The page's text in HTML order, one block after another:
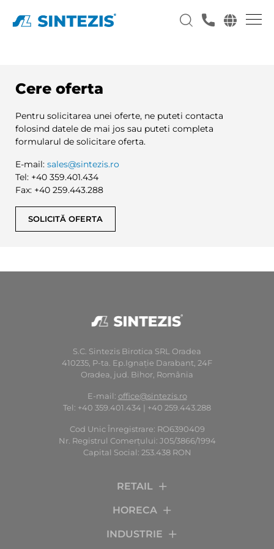
Cere oferta
Pentru solicitarea unei oferte, ne puteti contacta
folosind datele de mai jos sau puteti completa
formularul de solicitare oferta.
E-mail: sales@sintezis.ro
Tel: +40 359.401.434
Fax: +40 259.443.288
SOLICITĂ OFERTA
S.C. Sintezis Birotica SRL Oradea
410235, P-ta. Ep.Ignaţie Darabant, 24F
Oradea, jud. Bihor, România
E-mail: office@sintezis.ro
Tel: +40 359.401.434 | +40 259.443.288
Cod Unic Înregistrare: RO6390409
Nr. Registrul Comerţului: J05/3866/1994
Capital Social: 253.438 RON
RETAIL
HORECA
INDUSTRIE